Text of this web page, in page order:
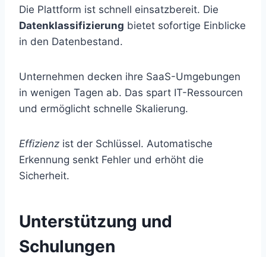
Die Plattform ist schnell einsatzbereit. Die
Datenklassifizierung bietet sofortige Einblicke
in den Datenbestand.
Unternehmen decken ihre SaaS-Umgebungen
in wenigen Tagen ab. Das spart IT-Ressourcen
und ermöglicht schnelle Skalierung.
Effizienz ist der Schlüssel. Automatische
Erkennung senkt Fehler und erhöht die
Sicherheit.
Unterstützung und
Schulungen